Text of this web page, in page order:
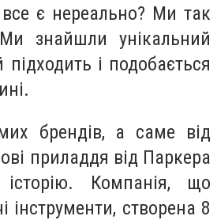
є нереально? Ми так
знайшли унікальний
і подобається
брендів, а саме від
приладдя від Паркера
Компанія, що
інструменти, створена 8